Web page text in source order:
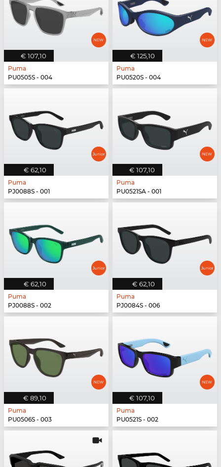
€ 107,10
Puma
PU0505S - 004
€ 125,10
Puma
PU0520S - 004
€ 62,10
Puma
PJ0088S - 001
€ 107,10
Puma
PU0521SA - 001
€ 62,10
Puma
PJ0088S - 002
€ 62,10
Puma
PJ0084S - 006
€ 89,10
Puma
PU0506S - 003
€ 107,10
Puma
PU0521S - 002